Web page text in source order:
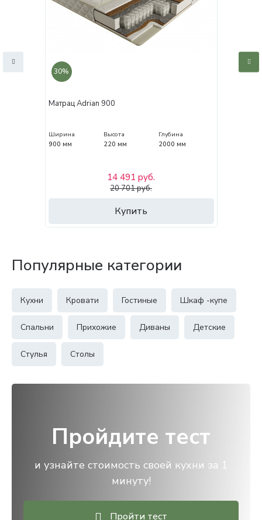
30%
Матрац Adrian 900
Ширина
900 мм
Высота
220 мм
Глубина
2000 мм
Купить
14 491 руб.
20 701 руб.
Популярные категории
Кухни Кровати Гостиные Шкаф -купе
Спальни Прихожие Диваны Детские
Стулья Столы
Пройдите тест
и узнайте стоимость своей кухни за 1
минуту!
Пройти тест